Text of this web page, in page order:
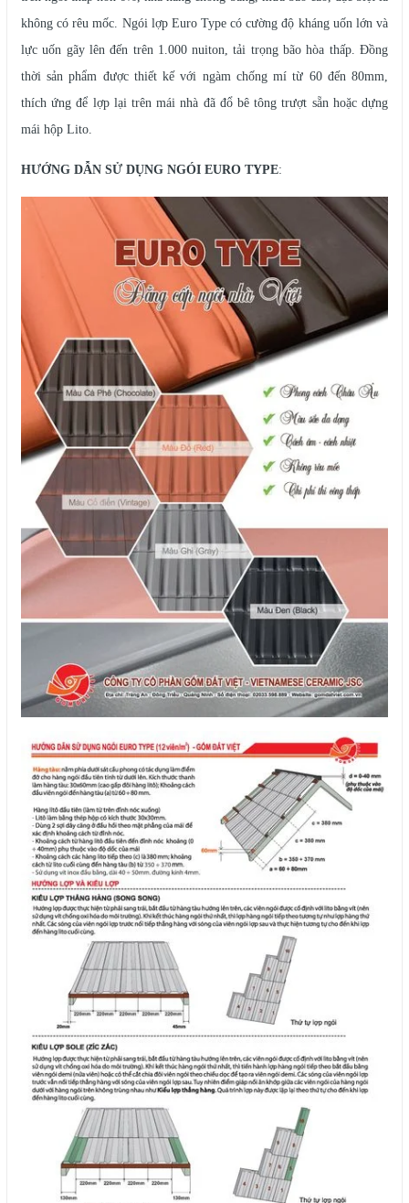
không có rêu mốc. Ngói lợp Euro Type có cường độ kháng uốn lớn và
lực uốn gãy lên đến trên 1.000 nuiton, tải trọng bão hòa thấp. Đồng
thời sản phẩm được thiết kế với ngàm chống mí từ 60 đến 80mm,
thích ứng để lợp lại trên mái nhà đã đổ bê tông trượt sẵn hoặc dựng
mái hộp Lito.
HƯỚNG DẪN SỬ DỤNG NGÓI EURO TYPE: